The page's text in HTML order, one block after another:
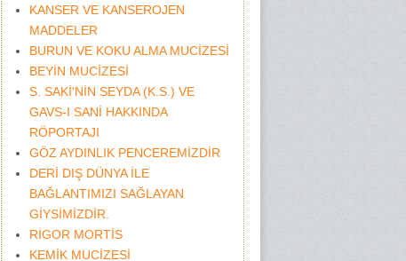
KANSER VE KANSEROJEN
MADDELER
BURUN VE KOKU ALMA MUCİZESİ
BEYİN MUCİZESİ
S. SAKİ'NİN SEYDA (K.S.) VE
GAVS-I SANİ HAKKINDA
RÖPORTAJI
GÖZ AYDINLIK PENCEREMİZDİR
DERİ DIŞ DÜNYA İLE
BAĞLANTIMIZI SAĞLAYAN
GİYSİMİZDİR.
RİGOR MORTİS
KEMİK MUCİZESİ